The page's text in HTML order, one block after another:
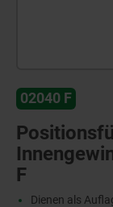
02040 F
F
Dienen als